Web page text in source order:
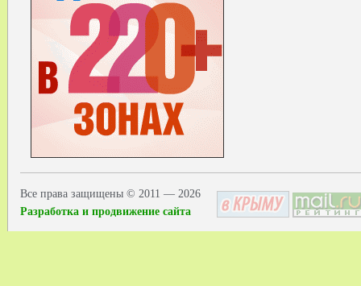
Все права защищены © 2011 — 2026
Разработка и продвижение сайта